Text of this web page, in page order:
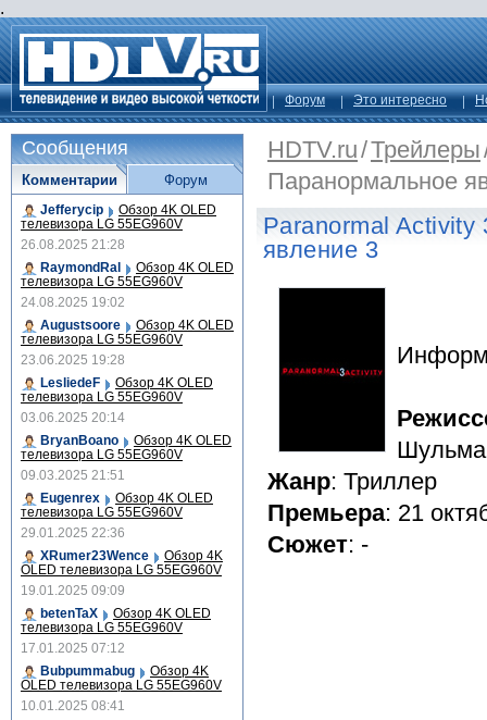
.
Форум Это интересно
HDTV.ru/Трейлеры
Паранормальное
Paranormal
явление 3
Жанр: Триллер
Премьера: 21
Сюжет: -
Сообщения
Комментарии
Jefferycip Обзор 4K OLED
телевизора LG 55EG960V
26.08.2025 21:28
RaymondRal
Обзор 4K OLED
телевизора LG 55EG960V
24.08.2025 19:02
Augustsoore
Обзор 4K OLED
телевизора LG 55EG960V
23.06.2025 19:28
LesliedeF
Обзор 4K OLED
телевизора LG 55EG960V
03.06.2025 20:14
BryanBoano
Обзор 4K OLED
телевизора LG 55EG960V
09.03.2025 21:51
Eugenrex
Обзор 4K OLED
телевизора LG 55EG960V
29.01.2025 22:36
XRumer23Wence
Обзор 4K
OLED телевизора LG 55EG960V
19.01.2025 09:09
betenTaX
Обзор 4K OLED
телевизора LG 55EG960V
17.01.2025 07:12
Bubpummabug
Обзор 4K
OLED телевизора LG 55EG960V
10.01.2025 08:41
Форум